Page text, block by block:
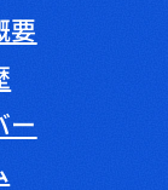
要
ー